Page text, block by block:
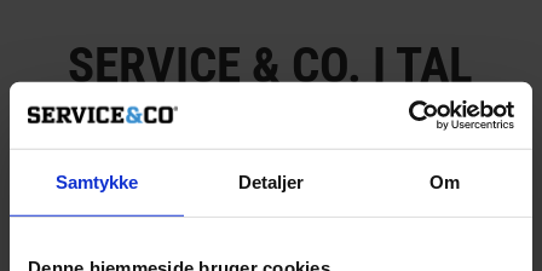
Samtykke Detaljer Om
SERVICE & CO. I TAL
1998